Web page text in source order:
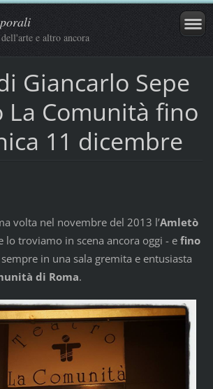
e altro ancora
Giancarlo Sepe
La Comunità fino
11 dicembre
volta nel novembre del 2013 l’Amletò
lo troviamo in scena ancora oggi - e fino
in una sala gremita e entusiasta
di Roma.